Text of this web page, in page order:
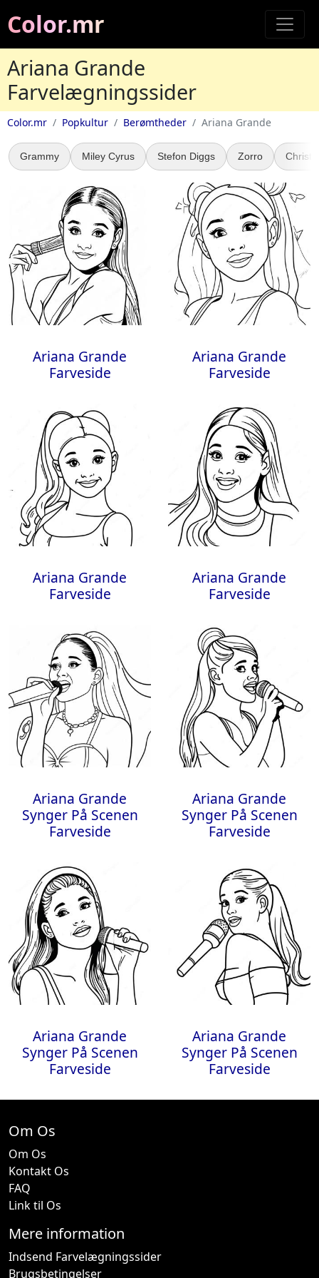
Color.mr
Ariana Grande
Farvelægningssider
Color.mr Popkultur Berømtheder Ariana Grande
Grammy Miley Cyrus Stefon Diggs Zorro
Ariana Grande
Farveside
Ariana Grande
Farveside
Ariana Grande
Farveside
Ariana Grande
Farveside
Ariana Grande
Synger På Scenen
Farveside
Ariana Grande
Synger På Scenen
Farveside
Ariana Grande
Synger På Scenen
Farveside
Ariana Grande
Synger På Scenen
Farveside
Om Os
Om Os
Kontakt Os
FAQ
Link til Os
Mere information
Indsend Farvelægningssider
Brugsbetingelser